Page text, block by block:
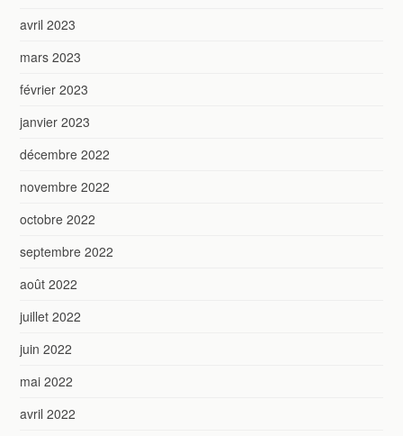
avril 2023
mars 2023
février 2023
janvier 2023
décembre 2022
novembre 2022
octobre 2022
septembre 2022
août 2022
juillet 2022
juin 2022
mai 2022
avril 2022